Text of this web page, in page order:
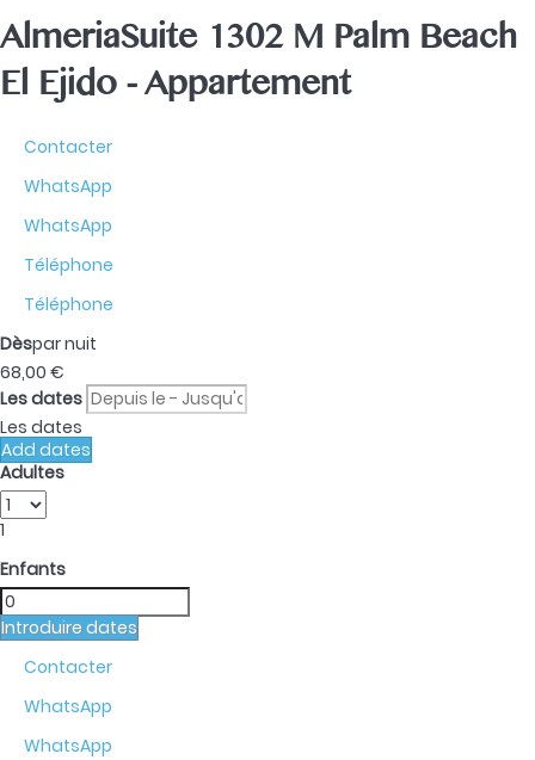
AlmeriaSuite 1302 M Palm Beach
El Ejido -Appartement
Contacter
WhatsApp
WhatsApp
Téléphone
Téléphone
Dèspar nuit
68,00 €
Les dates
Les dates
Add dates
Adultes
1
Enfants
Introduire dates
Contacter
WhatsApp
WhatsApp